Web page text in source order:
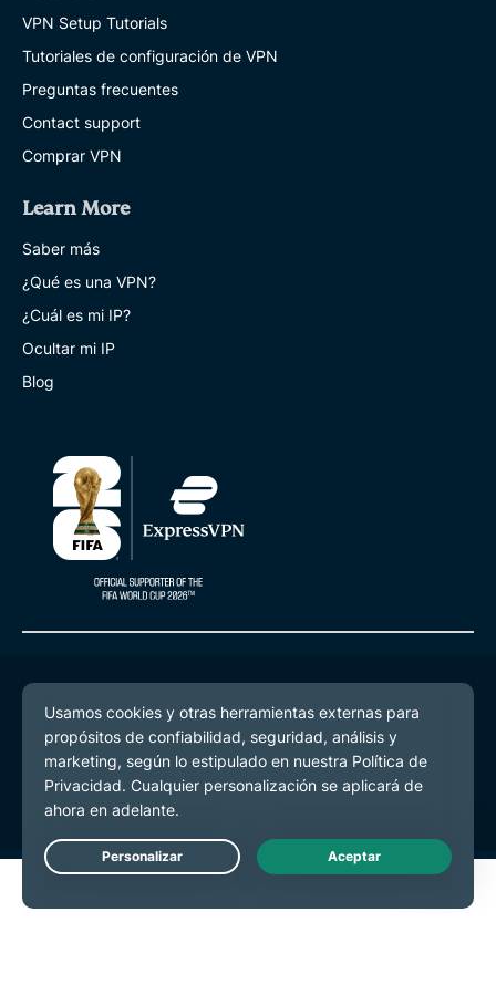
VPN Setup Tutorials
Tutoriales de configuración de VPN
Preguntas frecuentes
Contact support
Comprar VPN
Learn More
Saber más
¿Qué es una VPN?
¿Cuál es mi IP?
Ocultar mi IP
Blog
© 2026 ExpressVPN. Todos los derechos reservados.
Política de Privacidad
Términos de Servicio
Preferencias de cookies
Live Chat